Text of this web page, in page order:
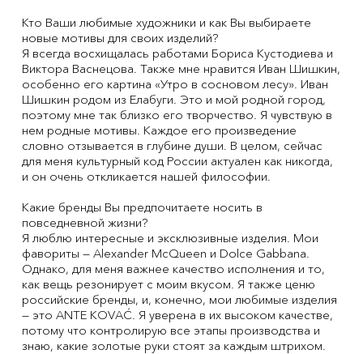
Кто Ваши любимые художники и как Вы выбираете
новые мотивы для своих изделий?
Я всегда восхищалась работами Бориса Кустодиева и
Виктора Васнецова. Также мне нравится Иван Шишкин,
особенно его картина «Утро в сосновом лесу». Иван
Шишкин родом из Елабуги. Это и мой родной город,
поэтому мне так близко его творчество. Я чувствую в
нем родные мотивы. Каждое его произведение
словно отзывается в глубине души. В целом, сейчас
для меня культурный код России актуален как никогда,
и он очень откликается нашей философии.
Какие бренды Вы предпочитаете носить в
повседневной жизни?
Я люблю интересные и эксклюзивные изделия. Мои
фавориты — Alexander McQueen и Dolce Gabbana.
Однако, для меня важнее качество исполнения и то,
как вещь резонирует с моим вкусом. Я также ценю
российские бренды, и, конечно, мои любимые изделия
— это ANTE KOVAĆ. Я уверена в их высоком качестве,
потому что контролирую все этапы производства и
знаю, какие золотые руки стоят за каждым штрихом.